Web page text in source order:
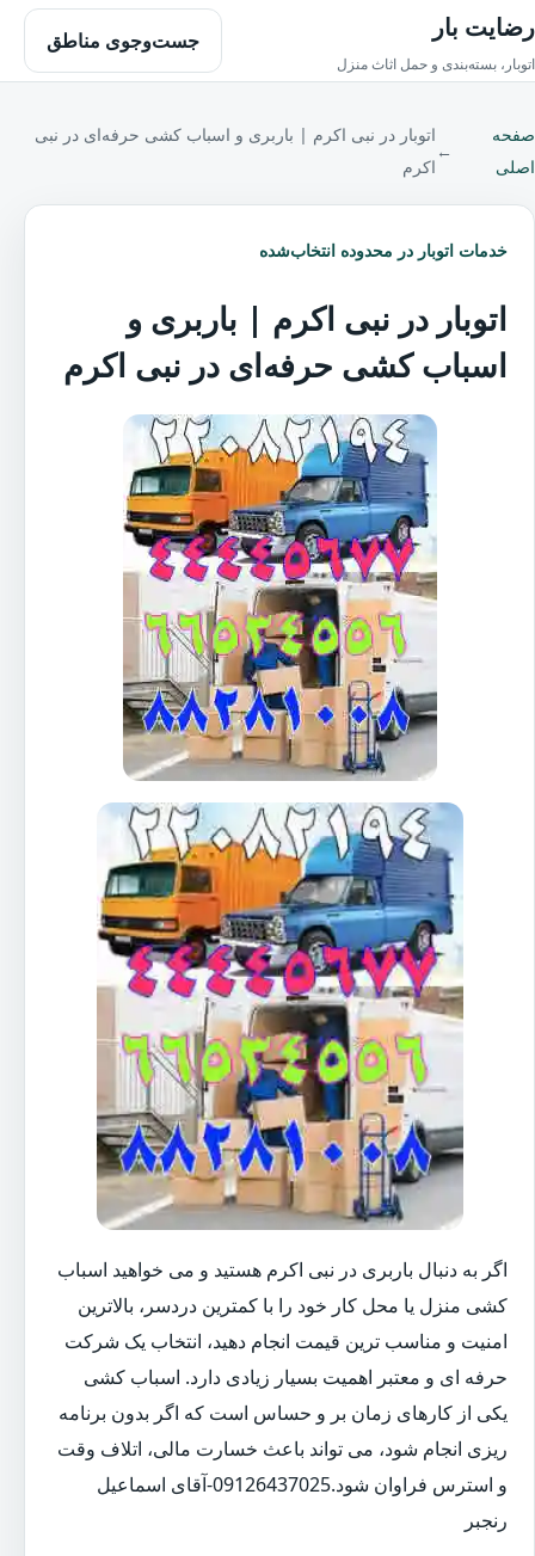
رضایت بار
اتوبار، بسته‌بندی و حمل اثاث منزل
جست‌وجوی مناطق
صفحه
اصلی
←
اتوبار در نبی اکرم | باربری و اسباب کشی حرفه‌ای در نبی
اکرم
خدمات اتوبار در محدوده انتخاب‌شده
اتوبار در نبی اکرم | باربری و
اسباب کشی حرفه‌ای در نبی اکرم
اگر به دنبال باربری در نبی اکرم هستید و می خواهید اسباب
کشی منزل یا محل کار خود را با کمترین دردسر، بالاترین
امنیت و مناسب ترین قیمت انجام دهید، انتخاب یک شرکت
حرفه ای و معتبر اهمیت بسیار زیادی دارد. اسباب کشی
یکی از کارهای زمان بر و حساس است که اگر بدون برنامه
ریزی انجام شود، می تواند باعث خسارت مالی، اتلاف وقت
و استرس فراوان شود.09126437025-آقای اسماعیل
رنجبر